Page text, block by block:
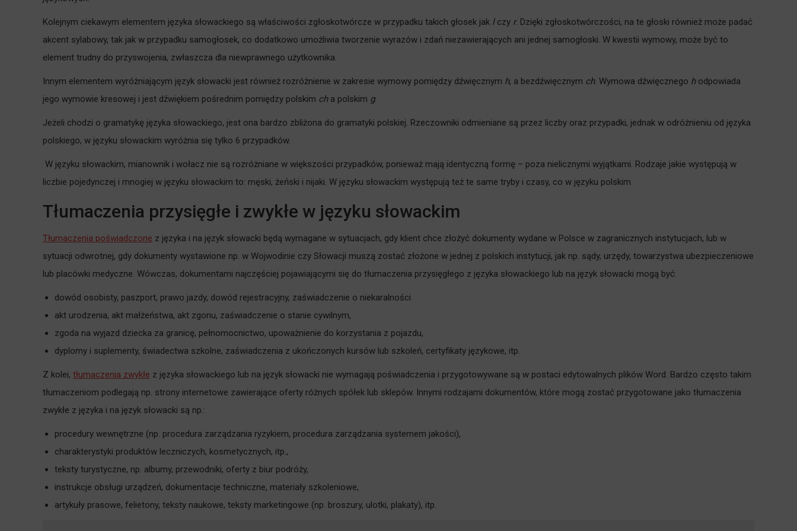
Kolejnym ciekawym elementem języka słowackiego są właściwości zgłoskotwórcze w przypadku takich głosek jak lczy r. Dzięki zgłoskotwórczości, na te głoski również może padać
akcent sylabowy, tak jak w przypadku samogłosek, co dodatkowo umożliwia tworzenie wyrazów i zdań niezawierających ani jednej samogłoski. W kwestii wymowy, może być to
element trudny do przyswojenia, zwłaszcza dla niewprawnego użytkownika.
Innym elementem wyróżniającym język słowacki jest również rozróżnienie w zakresie wymowy pomiędzy dźwięcznym h, a bezdźwięcznym ch. Wymowa dźwięcznego hodpowiada
jego wymowie kresowej i jest dźwiękiem pośrednim pomiędzy polskim cha polskim g.
Jeżeli chodzi o gramatykę języka słowackiego, jest ona bardzo zbliżona do gramatyki polskiej. Rzeczowniki odmieniane są przez liczby oraz przypadki, jednak w odróżnieniu od języka
polskiego, w języku słowackim wyróżnia się tylko 6 przypadków.
W języku słowackim, mianownik i wołacz nie są rozróżniane w większości przypadków, ponieważ mają identyczną formę – poza nielicznymi wyjątkami. Rodzaje jakie występują w
liczbie pojedynczej i mnogiej w języku słowackim to: męski, żeński i nijaki. W języku słowackim występują też te same tryby i czasy, co w języku polskim.
Tłumaczenia przysięgłe i zwykłe w języku słowackim
Tłumaczenia poświadczone z języka i na język słowacki będą wymagane w sytuacjach, gdy klient chce złożyć dokumenty wydane w Polsce w zagranicznych instytucjach, lub w
sytuacji odwrotnej, gdy dokumenty wystawione np. w Wojwodinie czy Słowacji muszą zostać złożone w jednej z polskich instytucji, jak np. sądy, urzędy, towarzystwa ubezpieczeniowe
lub placówki medyczne. Wówczas, dokumentami najczęściej pojawiającymi się do tłumaczenia przysięgłego z języka słowackiego lub na język słowacki mogą być:
dowód osobisty, paszport, prawo jazdy, dowód rejestracyjny, zaświadczenie o niekaralności
akt urodzenia, akt małżeństwa, akt zgonu, zaświadczenie o stanie cywilnym,
zgoda na wyjazd dziecka za granicę, pełnomocnictwo, upoważnienie do korzystania z pojazdu,
dyplomy i suplementy, świadectwa szkolne, zaświadczenia z ukończonych kursów lub szkoleń, certyfikaty językowe, itp.
Z kolei, tłumaczenia zwykłe z języka słowackiego lub na język słowacki nie wymagają poświadczenia i przygotowywane są w postaci edytowalnych plików Word. Bardzo często takim
tłumaczeniom podlegają np. strony internetowe zawierające oferty różnych spółek lub sklepów. Innymi rodzajami dokumentów, które mogą zostać przygotowane jako tłumaczenia
zwykłe z języka i na język słowacki są np.:
procedury wewnętrzne (np. procedura zarządzania ryzykiem, procedura zarządzania systemem jakości),
charakterystyki produktów leczniczych, kosmetycznych, itp.,
teksty turystyczne, np. albumy, przewodniki, oferty z biur podróży,
instrukcje obsługi urządzeń, dokumentacje techniczne, materiały szkoleniowe,
artykuły prasowe, felietony, teksty naukowe, teksty marketingowe (np. broszury, ulotki, plakaty), itp.